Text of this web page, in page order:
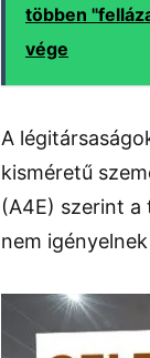
többen
vége
A
kisméretű
(A4E) szerint a
nem